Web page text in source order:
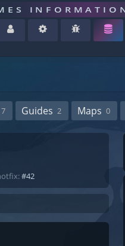
7 Guides 2 Maps 0
#42